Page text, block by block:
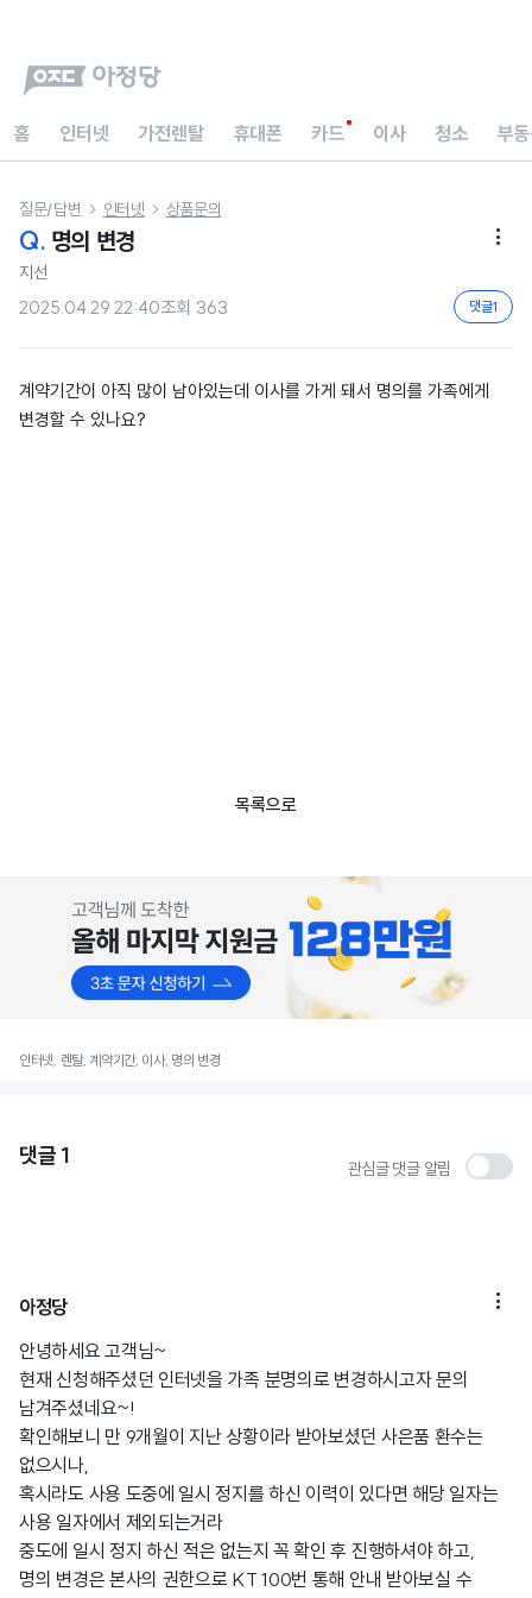
홈 인터넷 가전렌탈 휴대폰 카드 이사 청소 부
질문/답변  인터넷  상품문의
Q. 명의 변경 
지선
2025.04.29 22:40조회 363 댓글1
계약기간이 아직 많이 남아있는데 이사를 가게 돼서 명의를 가족에게
변경할 수 있나요?
목록으로
인터넷, 렌탈, 계약기간, 이사, 명의 변경
댓글 1 관심글 댓글 알림
아정당 
안녕하세요 고객님~
현재 신청해주셨던 인터넷을 가족 분명의로 변경하시고자 문의
남겨주셨네요~!
확인해보니 만 9개월이 지난 상황이라 받아보셨던 사은품 환수는
없으시나,
혹시라도 사용 도중에 일시 정지를 하신 이력이 있다면 해당 일자는
사용 일자에서 제외되는거라
중도에 일시 정지 하신 적은 없는지 꼭 확인 후 진행하셔야 하고,
명의 변경은 본사의 권한으로 KT 100번 통해 안내 받아보실 수